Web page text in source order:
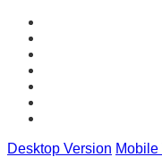
Desktop Version Mobile